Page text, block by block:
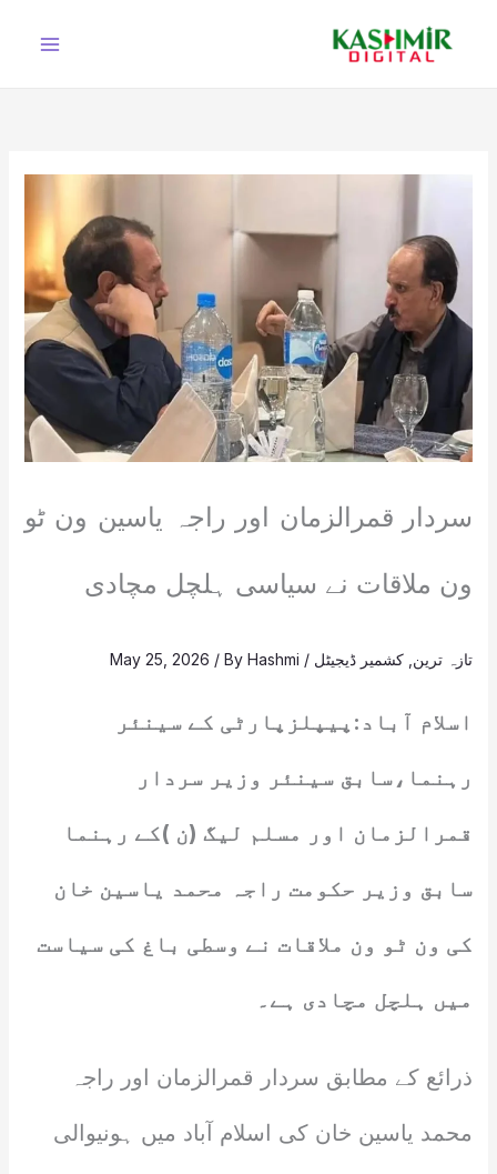
سردار قمرالزمان اور راجہ یاسین ون ٹو
ون ملاقات نے سیاسی ہلچل مچادی
تازہ ترین کشمیر ڈیجیٹل /
May 25, 2026 / ByHashmi
اسلام آباد:پیپلزپارٹی کے سینئر
رہنما،سابق سینئر وزیر سردار
قمرالزمان اور مسلم لیگ (ن )کے رہنما
سابق وزیر حکومت راجہ محمد یاسین خان
کی ون ٹو ون ملاقات نے وسطی باغ کی سیاست
میں ہلچل مچادی ہے۔
ذرائع کے مطابق سردار قمرالزمان اور راجہ
محمد یاسین خان کی اسلام آباد میں ہونیوالی